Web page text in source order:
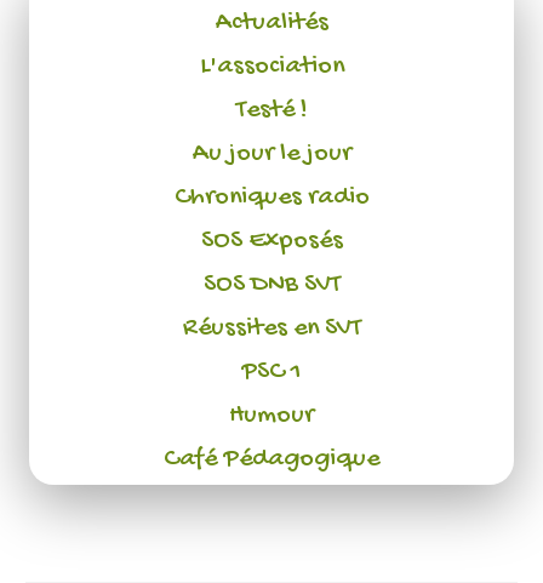
Actualités
L'association
Testé !
Au jour le jour
Chroniques radio
SOS Exposés
SOS DNB SVT
Réussites en SVT
PSC 1
Humour
Café Pédagogique